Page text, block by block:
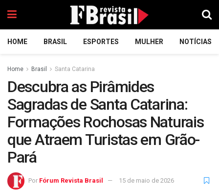
HOME BRASIL ESPORTES MULHER NOTÍCIAS
Home Brasil Santa Catarina
Descubra as Pirâmides
Sagradas de Santa Catarina:
Formações Rochosas Naturais
que Atraem Turistas em Grão-
Pará
Por Fórum Revista Brasil 15 de maio de 2026